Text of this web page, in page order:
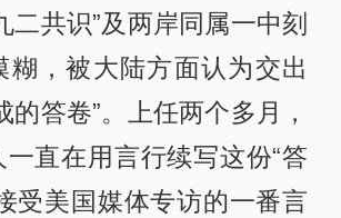
二共识”及两岸同属一中刻
糊，被大陆方面认为交出
的答卷”。上任两个多月，
直在用言行续写这份“答
受美国媒体专访的一番言